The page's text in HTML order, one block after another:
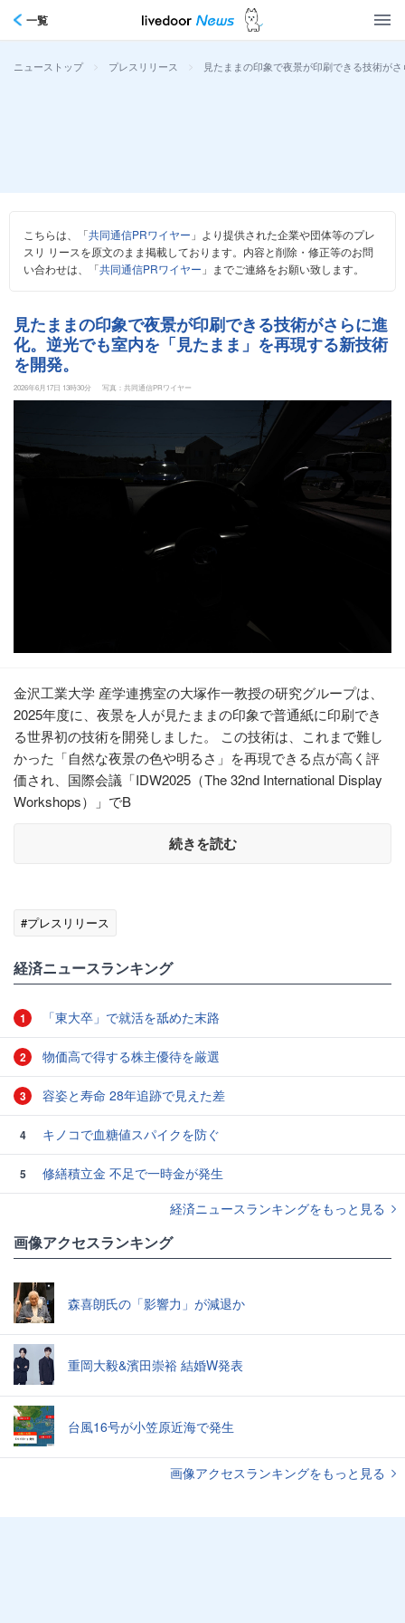
一覧
ニューストップ > プレスリリース > 見たままの印象で夜景が印刷できる技術が
こちらは、「共同通信PRワイヤー 」より提供された企業や団体等のプレ
スリ リースを原文のまま掲載しております。内容と削除・修正等のお問
い合わせは、「共同通信PRワイヤー 」までご連絡をお願い致します。
見たままの印象で夜景が印刷できる技術がさらに進
化。逆光でも室内を「見たまま」を再現する新技術
を開発。
2026年6月17日 13時30分 写真：共同通信PRワイヤー
金沢工業大学 産学連携室の大塚作一教授の研究グループは、
2025年度に、夜景を人が見たままの印象で普通紙に印刷でき
る世界初の技術を開発しました。 この技術は、これまで難し
かった「自然な夜景の色や明るさ」を再現できる点が高く評
価され、国際会議「IDW2025（The 32nd International Display
Workshops）」でB
続きを読む
#プレスリリース
経済ニュースランキング
1 「東大卒」で就活を舐めた末路
2 物価高で得する株主優待を厳選
3 容姿と寿命 28年追跡で見えた差
4 キノコで血糖値スパイクを防ぐ
5
修繕積立金 不足で一時金が発生
経済ニュースランキングをもっと見る
画像アクセスランキング
森喜朗氏の「影響力」が減退か
重岡大毅&濱田崇裕 結婚W発表
台風16号が小笠原近海で発生
画像アクセスランキングをもっと見る